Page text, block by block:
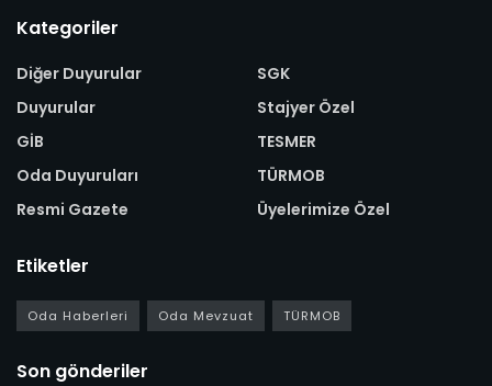
Kategoriler
Diğer Duyurular
Duyurular
GİB
Oda Duyuruları
Resmi Gazete
SGK
Stajyer Özel
TESMER
TÜRMOB
Üyelerimize Özel
Etiketler
Oda Haberleri Oda Mevzuat TÜRMOB
Son gönderiler